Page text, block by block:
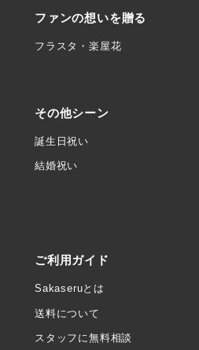
ファンの想いを贈る
フラスタ・楽屋花
その他シーン
誕生日祝い
結婚祝い
ご利用ガイド
Sakaseruとは
送料について
スタッフに無料相談